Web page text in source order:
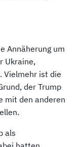
Annäherung um
Ukraine,
Vielmehr ist die
der Trump
mit den anderen
als